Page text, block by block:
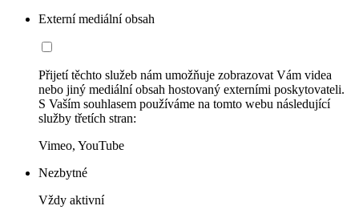
Externí mediální obsah
Přijetí těchto služeb nám umožňuje zobrazovat Vám videa
nebo jiný mediální obsah hostovaný externími poskytovateli.
S Vaším souhlasem používáme na tomto webu následující
služby třetích stran:
Vimeo, YouTube
Nezbytné
Vždy aktivní